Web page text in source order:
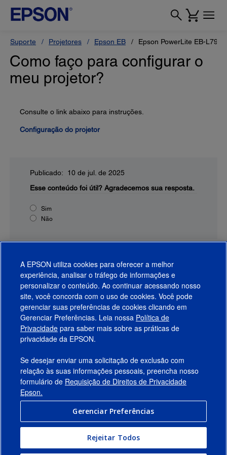
Suporte Projetores Epson EB Epson PowerLite EB-L790U
Como faço para configurar o
meu projetor?
Consulte o link abaixo para instruções.
Configuração do projetor
Publicado: 10 de jul. de 2025
Esse conteúdo foi útil? Agradecemos sua resposta.
Sim
Não
Produtos
Suporte
Links Sugeridos
Empresa
Conecte-se com a Epson
A EPSON utiliza cookies para oferecer a melhor
experiência, analisar o tráfego de informações e
personalizar o conteúdo. Ao continuar acessando nosso
site, você concorda com o uso de cookies. Você pode
gerenciar suas preferências de cookies clicando em
Gerenciar Preferências. Leia nossa Política de
Privacidade para saber mais sobre as práticas de
privacidade da EPSON.
Se desejar enviar uma solicitação de exclusão com
relação às suas informações pessoais, preencha nosso
formulário de Requisição de Direitos de Privacidade
Epson.
Gerenciar Preferências
Rejeitar Todos